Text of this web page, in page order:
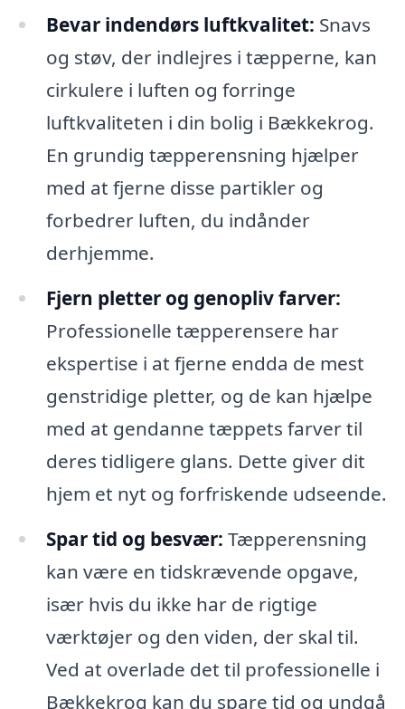
Bevar indendørs luftkvalitet: Snavs
og støv, der indlejres i tæpperne, kan
cirkulere i luften og forringe
luftkvaliteten i din bolig i Bækkekrog.
En grundig tæpperensning hjælper
med at fjerne disse partikler og
forbedrer luften, du indånder
derhjemme.
Fjern pletter og genopliv farver:
Professionelle tæpperensere har
ekspertise i at fjerne endda de mest
genstridige pletter, og de kan hjælpe
med at gendanne tæppets farver til
deres tidligere glans. Dette giver dit
hjem et nyt og forfriskende udseende.
Spar tid og besvær: Tæpperensning
kan være en tidskrævende opgave,
især hvis du ikke har de rigtige
værktøjer og den viden, der skal til.
Ved at overlade det til professionelle i
Bækkekrog kan du spare tid og undgå